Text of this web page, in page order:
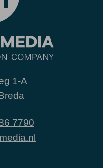
1-A
7790